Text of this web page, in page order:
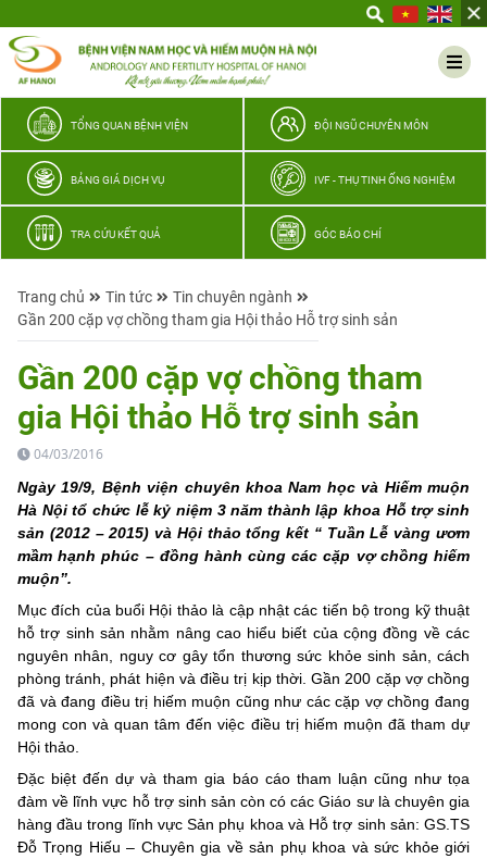
thương
Quân
TỔNG QUAN BỆNH VIỆN ĐỘI NGŨ CHUYÊN MÔN
BẢNG GIÁ DỊCH VỤ IVF - THỤ TINH ỐNG NGHIỆM
TRA CỨU KẾT QUẢ GÓC BÁO CHÍ
Trang chủ Tin tức
Tin chuyên ngành
Gần 200 cặp vợ chồng tham gia Hội thảo Hỗ trợ sinh sản
Gần 200 cặp vợ chồng tham
gia Hội thảo Hỗ trợ sinh sản
04/03/2016
Ngày 19/9, Bệnh viện chuyên khoa Nam học và Hiếm muộn
Hà Nội tổ chức lễ kỷ niệm 3 năm thành lập khoa Hỗ trợ sinh
sản (2012 – 2015) và Hội thảo tổng kết “ Tuần Lễ vàng ươm
mầm hạnh phúc – đồng hành cùng các cặp vợ chồng hiếm
muộn”.
Mục đích của buổi Hội thảo là cập nhật các tiến bộ trong kỹ thuật
hỗ trợ sinh sản nhằm nâng cao hiểu biết của cộng đồng về các
nguyên nhân, nguy cơ gây tổn thương sức khỏe sinh sản, cách
phòng tránh, phát hiện và điều trị kịp thời. Gần 200 cặp vợ chồng
đã và đang điều trị hiếm muộn cũng như các cặp vợ chồng đang
mong con và quan tâm đến việc điều trị hiếm muộn đã tham dự
Hội thảo.
Đặc biệt đến dự và tham gia báo cáo tham luận cũng như tọa
đàm về lĩnh vực hỗ trợ sinh sản còn có các Giáo sư là chuyên gia
hàng đầu trong lĩnh vực Sản phụ khoa và Hỗ trợ sinh sản: GS.TS
Đỗ Trọng Hiếu – Chuyên gia về sản phụ khoa và sức khỏe giới